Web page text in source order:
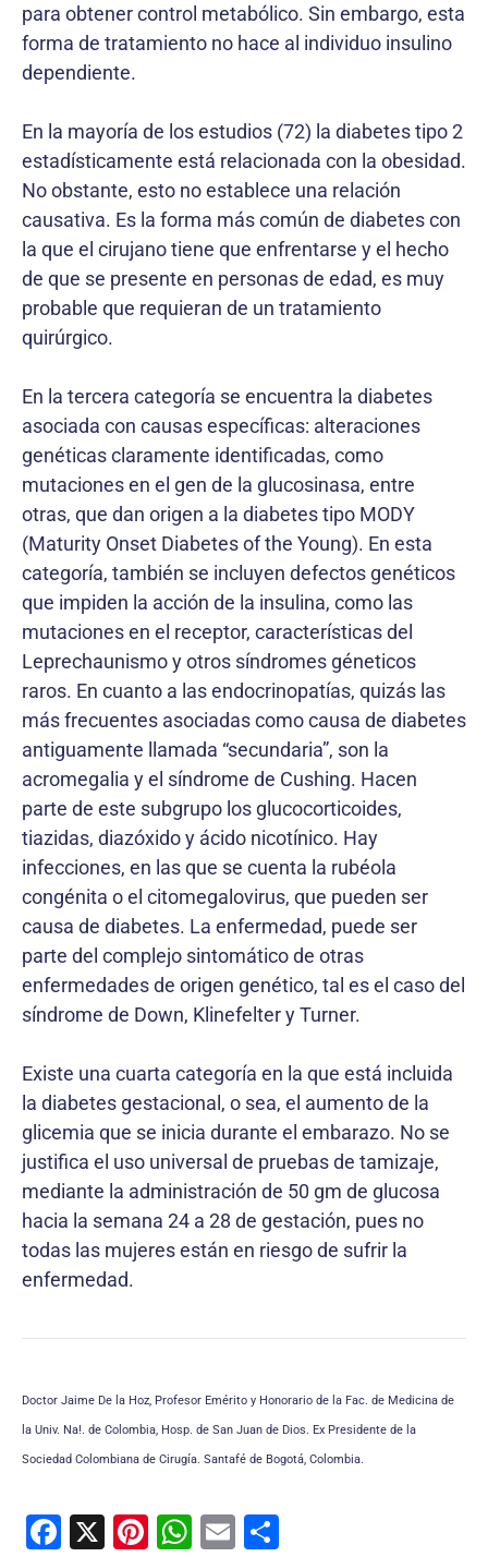
para obtener control metabólico. Sin embargo, esta
forma de tratamiento no hace al individuo insulino
dependiente.
En la mayoría de los estudios (72) la diabetes tipo 2
estadísticamente está relacionada con la obesidad.
No obstante, esto no establece una relación
causativa. Es la forma más común de diabetes con
la que el cirujano tiene que enfrentarse y el hecho
de que se presente en personas de edad, es muy
probable que requieran de un tratamiento
quirúrgico.
En la tercera categoría se encuentra la diabetes
asociada con causas específicas: alteraciones
genéticas claramente identificadas, como
mutaciones en el gen de la glucosinasa, entre
otras, que dan origen a la diabetes tipo MODY
(Maturity Onset Diabetes of the Young). En esta
categoría, también se incluyen defectos genéticos
que impiden la acción de la insulina, como las
mutaciones en el receptor, características del
Leprechaunismo y otros síndromes géneticos
raros. En cuanto a las endocrinopatías, quizás las
más frecuentes asociadas como causa de diabetes
antiguamente llamada “secundaria”, son la
acromegalia y el síndrome de Cushing. Hacen
parte de este subgrupo los glucocorticoides,
tiazidas, diazóxido y ácido nicotínico. Hay
infecciones, en las que se cuenta la rubéola
congénita o el citomegalovirus, que pueden ser
causa de diabetes. La enfermedad, puede ser
parte del complejo sintomático de otras
enfermedades de origen genético, tal es el caso del
síndrome de Down, Klinefelter y Turner.
Existe una cuarta categoría en la que está incluida
la diabetes gestacional, o sea, el aumento de la
glicemia que se inicia durante el embarazo. No se
justifica el uso universal de pruebas de tamizaje,
mediante la administración de 50 gm de glucosa
hacia la semana 24 a 28 de gestación, pues no
todas las mujeres están en riesgo de sufrir la
enfermedad.
Doctor Jaime De la Hoz, Profesor Emérito y Honorario de la Fac. de Medicina de
la Univ. Na!. de Colombia, Hosp. de San Juan de Dios. Ex Presidente de la
Sociedad Colombiana de Cirugía. Santafé de Bogotá, Colombia.
F
X
Pi W E